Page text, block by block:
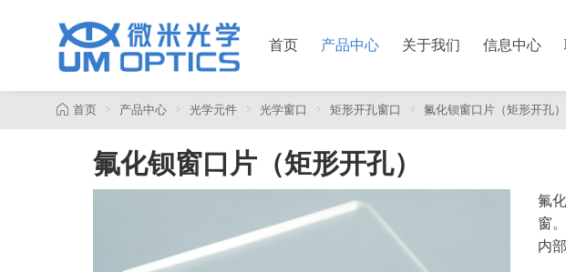
首页 产品中心 关于我们 信息中心
首页 产品中心 光学元件 光学窗口 矩形开孔窗口 氟化钡窗口片（矩形开孔）
氟化钡窗口片（矩形开孔）
氟
窗
内